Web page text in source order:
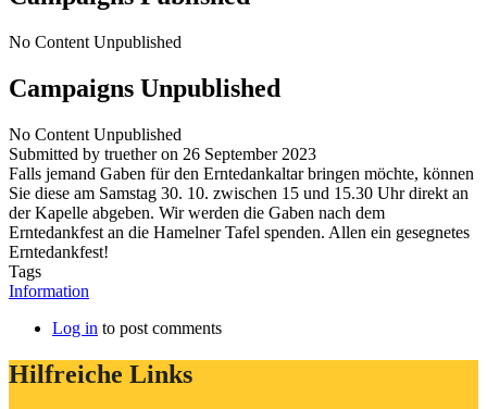
No Content Unpublished
Campaigns Unpublished
No Content Unpublished
Submitted by truetheron 26 September 2023
Falls jemand Gaben für den Erntedankaltar bringen möchte, können
Sie diese am Samstag 30. 10. zwischen 15 und 15.30 Uhr direkt an
der Kapelle abgeben. Wir werden die Gaben nach dem
Erntedankfest an die Hamelner Tafel spenden. Allen ein gesegnetes
Erntedankfest!
Tags
Information
Log in to post comments
Hilfreiche Links